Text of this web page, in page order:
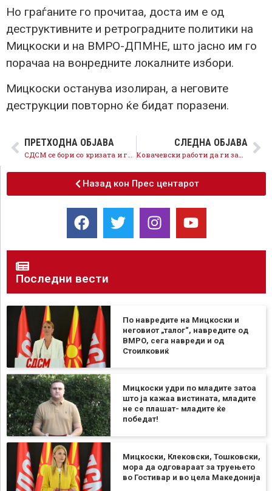
Но граѓаните го прочитаа, доста им е од
деструктивните и ретроградните политики на
Мицкоски и на ВМРО-ДПМНЕ, што јасно им го
порачаа на вонредните локалните избори.
Мицкоски останува изолиран, а неговите
деструкции повторно ќе бидат поразени.
ПРЕТХОДНА ОБЈАВА СЛЕДНА ОБЈАВА
Назад кон Прес центарот
Последни вести
По навредите на Мицкоски и
неговиот „талог“, навредите од
ВМРО, сега навреди и од
Стоилковиќ
Мицкоски удри по младите затоа
што ја кажаа вистината, младите
не се плашат- младите ќе
победат!
Мицкоски, Клековски, Тошковски,
мора да одговараат за труењето
во Гостивар и во цела Македонија